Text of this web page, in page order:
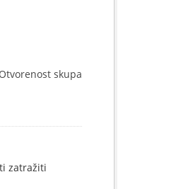
Otvorenost skupa
zatražiti